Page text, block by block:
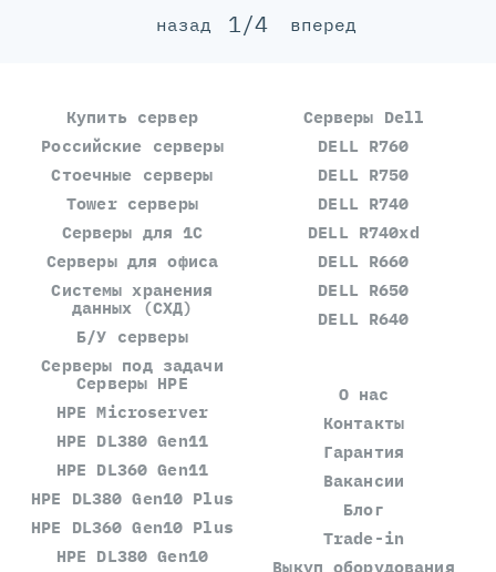
назад 1/4 вперед
Купить сервер
Российские серверы
Стоечные серверы
Tower серверы
Серверы для 1С
Серверы для офиса
Системы хранения
данных (СХД)
Б/У серверы
Серверы под задачи
Серверы Dell
DELL R760
DELL R750
DELL R740
DELL R740xd
DELL R660
DELL R650
DELL R640
Серверы HPE
HPE Microserver
HPE DL380 Gen11
HPE DL360 Gen11
HPE DL380 Gen10 Plus
HPE DL360 Gen10 Plus
HPE DL380 Gen10
О нас
Контакты
Гарантия
Вакансии
Блог
Trade-in
Выкуп оборудования